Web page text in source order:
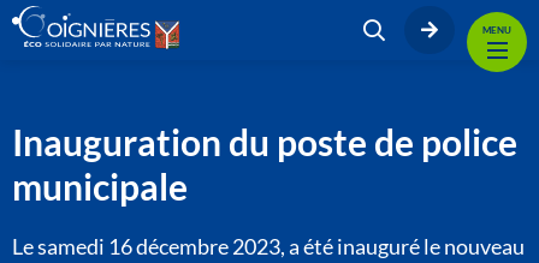
MENU
Inauguration du poste de police
municipale
Le samedi 16 décembre 2023, a été inauguré le nouveau